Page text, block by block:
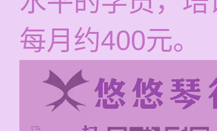
每月约400元。